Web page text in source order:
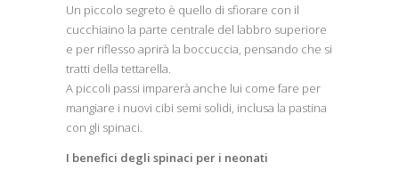
Un piccolo segreto è quello di sfiorare con il
cucchiaino la parte centrale del labbro superiore
e per riflesso aprirà la boccuccia, pensando che si
tratti della tettarella.
A piccoli passi imparerà anche lui come fare per
mangiare i nuovi cibi semi solidi, inclusa la pastina
con gli spinaci.
I benefici degli spinaci per i neonati